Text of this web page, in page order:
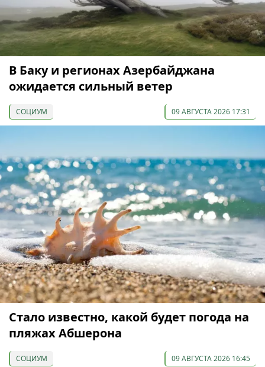
В Баку и регионах Азербайджана
ожидается сильный ветер
СОЦИУМ 09 АВГУСТА 2026 17:31
Стало известно, какой будет погода на
пляжах Абшерона
СОЦИУМ 09 АВГУСТА 2026 16:45